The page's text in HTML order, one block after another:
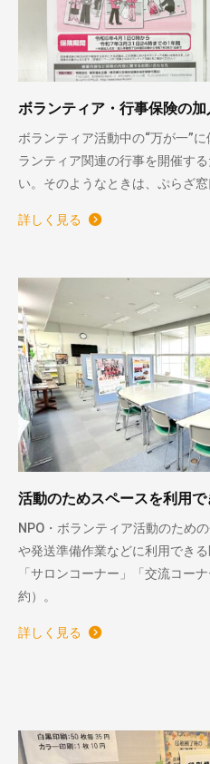
ボランティア・行事保険の
ボランティア活動中の“万が一”
ランティア関連の行事を開催す
い。そのようなときは、ぷらざ
詳しく見る
活動のためスペースを利用で
NPO・ボランティア活動のため
や発送準備作業などに利用でき
「サロンコーナー」「交流コー
約）。
詳しく見る